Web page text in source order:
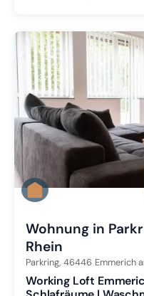
Wohnung in
Rhein
Parkring, 46446 Emmerich
Working Loft